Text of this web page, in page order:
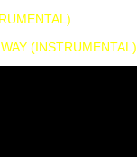
(INSTRUMENTAL)